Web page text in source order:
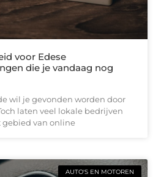
voor Edese
die je vandaag nog
wil je gevonden worden door
laten veel lokale bedrijven
gebied van online
AUTO'S EN MOTOREN